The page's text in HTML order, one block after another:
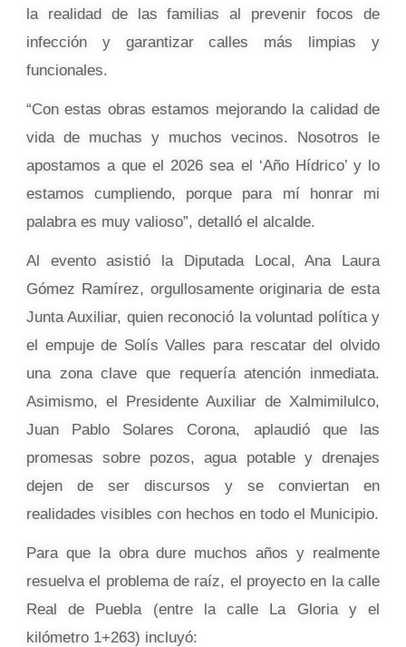
la realidad de las familias al prevenir focos de
infección y garantizar calles más limpias y
funcionales.
“Con estas obras estamos mejorando la calidad de
vida de muchas y muchos vecinos. Nosotros le
apostamos a que el 2026 sea el ‘Año Hídrico’ y lo
estamos cumpliendo, porque para mí honrar mi
palabra es muy valioso”, detalló el alcalde.
Al evento asistió la Diputada Local, Ana Laura
Gómez Ramírez, orgullosamente originaria de esta
Junta Auxiliar, quien reconoció la voluntad política y
el empuje de Solís Valles para rescatar del olvido
una zona clave que requería atención inmediata.
Asimismo, el Presidente Auxiliar de Xalmimilulco,
Juan Pablo Solares Corona, aplaudió que las
promesas sobre pozos, agua potable y drenajes
dejen de ser discursos y se conviertan en
realidades visibles con hechos en todo el Municipio.
Para que la obra dure muchos años y realmente
resuelva el problema de raíz, el proyecto en la calle
Real de Puebla (entre la calle La Gloria y el
kilómetro 1+263) incluyó: